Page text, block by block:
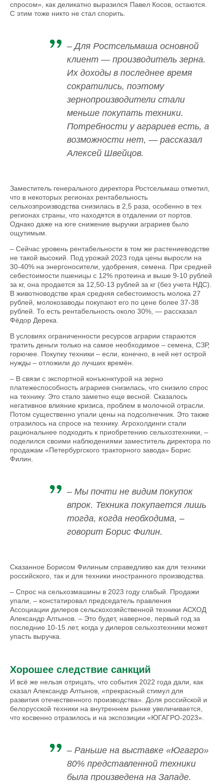
спросом», как деликатно выразился Павел Косов, остаются.
С этим тоже никто не стал спорить.
– Для Ростсельмаша основной
клиент — производитель зерна.
Их доходы в последнее время
сократились, поэтому
зернопроизводители стали
меньше покупать техники.
Потребности у аграриев есть, а
возможности нет, — рассказал
Алексей Швейцов.
Заместитель генерального директора Ростсельмаш отметил,
что в некоторых регионах рентабельность
сельхозпроизводства снизилась в 2,5 раза, особенно в тех
регионах страны, что находятся в отдалении от портов.
Однако даже на юге снижение выручки аграриев было
ощутимым.
– Сейчас уровень рентабельности в том же растениеводстве
не такой высокий. Под урожай 2023 года цены выросли на
30-40% на энергоносители, удобрения, семена. При средней
себестоимости пшеницы с 12% протеина и выше 9-10 рублей
за кг, она продается за 12,50-13 рублей за кг (без учета НДС).
В животноводстве края средняя себестоимость молока 27
рублей, молокозаводы покупают его по цене более 37-38
рублей. То есть рентабельность около 30%, — рассказал
Фёдор Дерека.
В условиях ограниченности ресурсов аграрии стараются
тратить деньги только на самое необходимое – семена, СЗР,
горючее. Покупку техники – если, конечно, в ней нет острой
нужды – отложили до лучших времён.
– В связи с экспортной конъюнктурой на зерно
платежеспособность аграриев снизилась, что снизило спрос
на технику. Это стало заметно еще весной. Сказалось
негативное влияние кризиса, проблем в молочной отрасли.
Потом существенно упали цены на подсолнечник. Это также
отразилось на спросе на технику. Агрохолдинги стали
рациональнее подходить к приобретению сельхозтехники, –
поделился своими наблюдениями заместитель директора по
продажам «Петербургского тракторного завода» Борис
Филин.
– Мы почти не видим покупок
впрок. Техника покупается лишь
тогда, когда необходима, –
говорит Борис Филин.
Сказанное Борисом Филиным справедливо как для техники
российского, так и для техники иностранного производства.
– Спрос на сельхозмашины в 2023 году слабый. Продажи
упали, – констатировал председатель правления
Ассоциации дилеров сельскохозяйственной техники АСХОД
Александр Алтынов. – Это будет, наверное, первый год за
последние 10-15 лет, когда у дилеров сельхозтехники может
упасть выручка.
Хорошее следствие санкций
И всё же нельзя отрицать, что события 2022 года дали, как
сказал Александр Алтынов, «прекрасный стимул для
развития отечественного производства». Доля российской и
белорусской техники на внутреннем рынке увеличивается,
что косвенно отразилось и на экспозиции «ЮГАГРО-2023».
– Раньше на выставке «Югагро»
80% представленной техники
была произведена на Западе.